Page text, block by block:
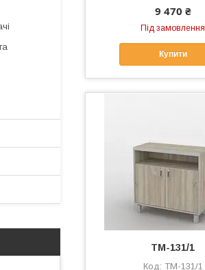
9 470 ₴
Під замовлення
Купити
ТМ-131/1
ТМ-131/1